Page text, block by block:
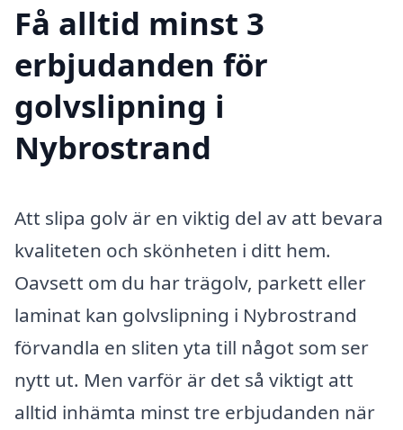
Få alltid minst 3
erbjudanden för
golvslipning i
Nybrostrand
Att slipa golv är en viktig del av att bevara
kvaliteten och skönheten i ditt hem.
Oavsett om du har trägolv, parkett eller
laminat kan golvslipning i Nybrostrand
förvandla en sliten yta till något som ser
nytt ut. Men varför är det så viktigt att
alltid inhämta minst tre erbjudanden när